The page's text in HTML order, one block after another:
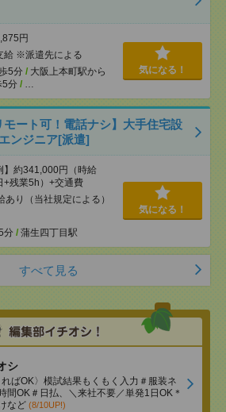
円
給 ※派遣先による
5分 / 大阪上本町駅から
5分 / …
気になる！
モート可！電話ナシ】大手住宅設
ンジニア[派遣]
】約341,000円（時給
残業5h）+交通費
り（当社規定による）
分 / 蒲生四丁目駅
気になる！
すべて見る
シ
ればOK〉模試結果もくもく入力＃服装ネ
間OK＃日払、＼来社不要／単発1日OK＊
など (8/10UP!)